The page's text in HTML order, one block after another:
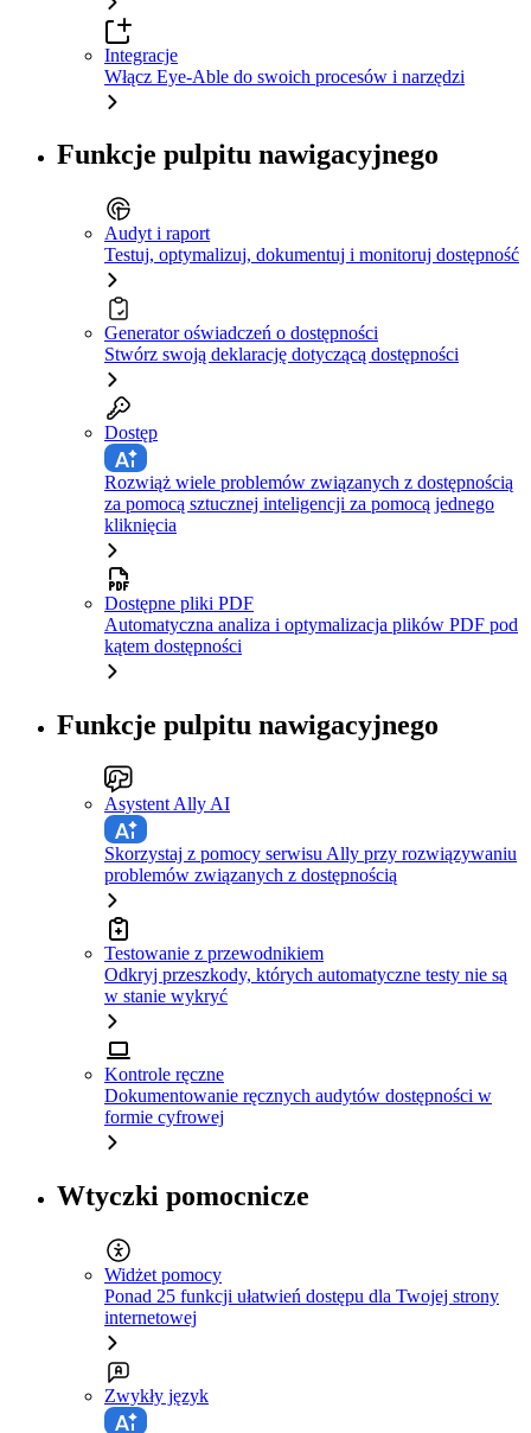
Integracje
Włącz Eye-Able do swoich procesów i narzędzi
Funkcje pulpitu nawigacyjnego
Audyt i raport
Testuj, optymalizuj, dokumentuj i monitoruj dostępność
Generator oświadczeń o dostępności
Stwórz swoją deklarację dotyczącą dostępności
Dostęp
Rozwiąż wiele problemów związanych z dostępnością
za pomocą sztucznej inteligencji za pomocą jednego
kliknięcia
Dostępne pliki PDF
Automatyczna analiza i optymalizacja plików PDF pod
kątem dostępności
Funkcje pulpitu nawigacyjnego
Asystent Ally AI
Skorzystaj z pomocy serwisu Ally przy rozwiązywaniu
problemów związanych z dostępnością
Testowanie z przewodnikiem
Odkryj przeszkody, których automatyczne testy nie są
w stanie wykryć
Kontrole ręczne
Dokumentowanie ręcznych audytów dostępności w
formie cyfrowej
Wtyczki pomocnicze
Widżet pomocy
Ponad 25 funkcji ułatwień dostępu dla Twojej strony
internetowej
Zwykły język